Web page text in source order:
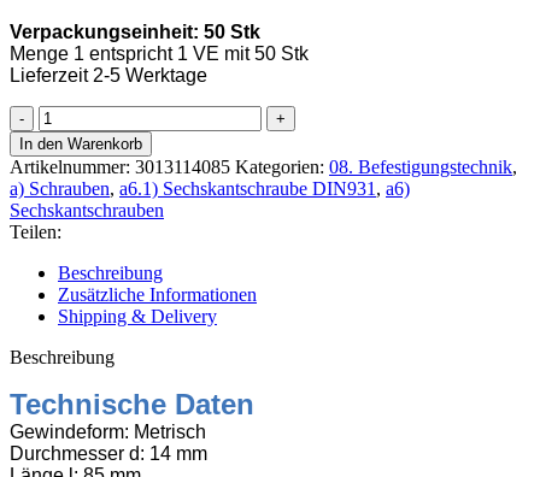
Verpackungseinheit: 50 Stk
Menge 1 entspricht 1 VE mit 50 Stk
Lieferzeit 2-5 Werktage
Sechskantschraube
8.8
DIN
931
M14x85
verzinkt,
50
Stk
Menge
In den Warenkorb
Artikelnummer: 3013114085 Kategorien: 08. Befestigungstechnik,
a) Schrauben, a6.1) Sechskantschraube DIN931 , a6)
Sechskantschrauben
Teilen:
Beschreibung
Zusätzliche Informationen
Shipping & Delivery
Beschreibung
Technische Daten
Gewindeform: Metrisch
Durchmesser d: 14 mm